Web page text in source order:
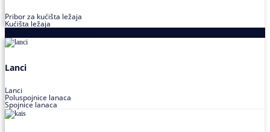
Pribor za kućišta ležaja
Kućišta ležaja
Lanci
Lanci
Poluspojnice lanaca
Spojnice lanaca